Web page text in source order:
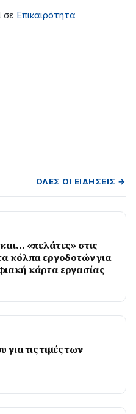
σε Επικαιρότητα
ΌΛΕΣ ΟΙ ΕΙΔΉΣΕΙΣ →
«πελάτες» στις
κόλπα εργοδοτών για
κάρτα εργασίας
τις τιμές των